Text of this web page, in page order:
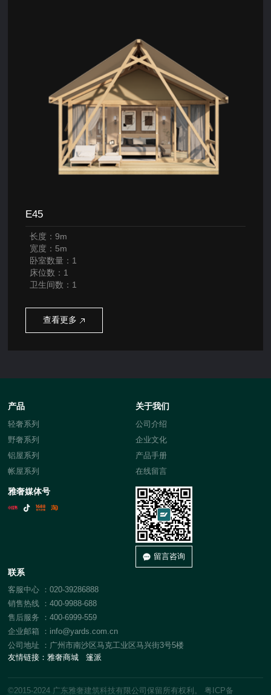
E45
长度：9m
宽度：5m
卧室数量：1
床位数：1
卫生间数：1
查看更多
联系
客服中心 ：020-39286888
销售热线 ：400-9988-688
售后服务 ：400-6999-559
企业邮箱 ：info@yards.com.cn
公司地址 ：广州市南沙区马克工业区马兴街3号5楼
产品
轻奢系列
野奢系列
铝屋系列
帐屋系列
关于我们
公司介绍
企业文化
产品手册
在线留言
雅奢媒体号
留言咨询
友情链接：雅奢商城 篷派
©2015-2024 广东雅奢建筑科技有限公司保留所有权利。粤ICP备